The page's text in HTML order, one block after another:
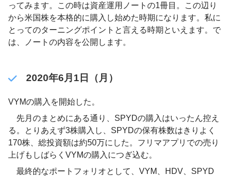
ってみます。この時は資産運用ノートの1冊目。この辺り
から米国株を本格的に購入し始めた時期になります。私に
とってのターニングポイントと言える時期といえます。で
は、ノートの内容を公開します。
2020年6月1日（月）
VYMの購入を開始した。
先月のまとめにある通り、SPYDの購入はいったん控え
る。とりあえず3株購入し、SPYDの保有株数はきりよく
170株、総投資額は約50万にした。フリマアプリでの売り
上げもしばらくVYMの購入につぎ込む。
最終的なポートフォリオとして、VYM、HDV、SPYD